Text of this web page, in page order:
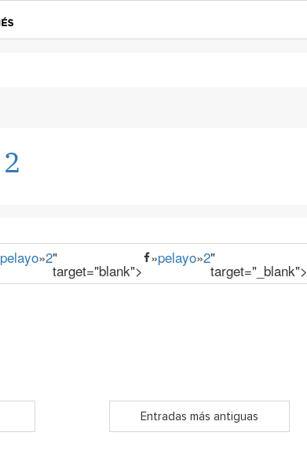
2
pelayo»2"
target="blank">
»pelayo»2"
target="_blank">
Entradas más antiguas